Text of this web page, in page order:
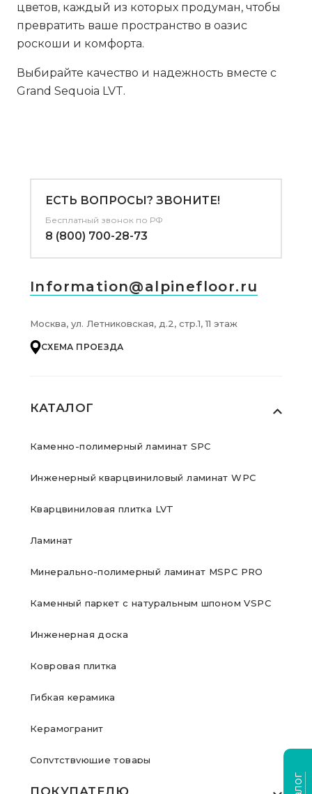
цветов, каждый из которых продуман, чтобы
превратить ваше пространство в оазис
роскоши и комфорта.
Выбирайте качество и надежность вместе с
Grand Sequoia LVT.
КАТАЛОГ
Каменно-полимерный ламинат SPC
Инженерный кварцвиниловый ламинат WPC
Кварцвиниловая плитка LVT
Ламинат
Минерально-полимерный ламинат MSPC PRO
Каменный паркет с натуральным шпоном VSPC
Инженерная доска
Ковровая плитка
Гибкая керамика
Керамогранит
Сопутствующие товары
ПОКУПАТЕЛЮ
ЕСТЬ ВОПРОСЫ? ЗВОНИТЕ!
Бесплатный звонок по РФ
8 (800) 700-28-73
Information@alpinefloor.ru
Москва, ул. Летниковская, д.2, стр.1, 11 этаж
СХЕМА ПРОЕЗДА